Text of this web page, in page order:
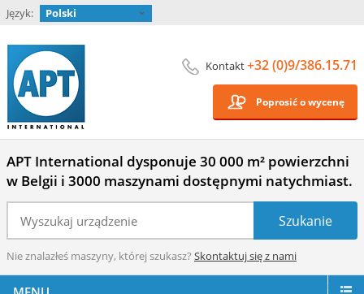
Język: Polski
Kontakt+32 (0)9/386.15.71
Poprosić o wycenę
APT International dysponuje 30 000 m² powierzchni
w Belgii i 3000 maszynami dostępnymi natychmiast.
Nie znalazłeś maszyny, której szukasz? Skontaktuj się z nami